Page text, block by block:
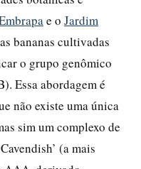
e o Jardim
bananas cultivadas
o grupo genômico
Essa abordagem é
não existe uma única
sim um complexo de
(a mais